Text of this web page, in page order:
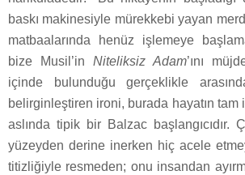
baskı makinesiyle mürekkebi yayan
matbaalarında henüz işlemeye
bize Musil’in Niteliksiz Adam’ını
içinde bulunduğu gerçeklikle
belirginleştiren ironi, burada hayatın tam
aslında tipik bir Balzac başlangıcıdır.
yüzeyden derine inerken hiç acele
titizliğiyle resmeden; onu insandan